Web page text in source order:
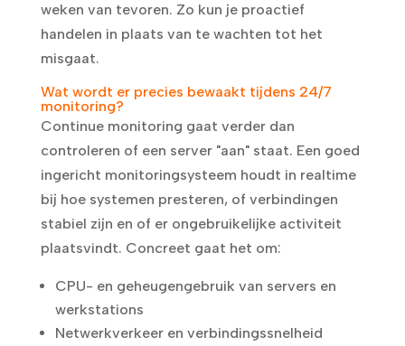
weken van tevoren. Zo kun je proactief
handelen in plaats van te wachten tot het
misgaat.
Wat wordt er precies bewaakt tijdens 24/7
monitoring?
Continue monitoring gaat verder dan
controleren of een server "aan" staat. Een goed
ingericht monitoringsysteem houdt in realtime
bij hoe systemen presteren, of verbindingen
stabiel zijn en of er ongebruikelijke activiteit
plaatsvindt. Concreet gaat het om:
CPU- en geheugengebruik van servers en
werkstations
Netwerkverkeer en verbindingssnelheid